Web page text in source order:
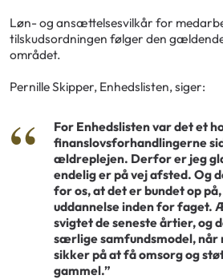
Løn- og ansættelsesvilkår for
tilskudsordningen følger den
området.
Pernille Skipper, Enhedslisten, siger:
For Enhedslisten var det et
finanslovsforhandlingerne
ældreplejen. Derfor er jeg
endelig er på vej afsted. Og
for os, at det er bundet op
uddannelse inden for faget.
svigtet de seneste årtier, og
særlige samfundsmodel,
sikker på at få omsorg og
gammel.”